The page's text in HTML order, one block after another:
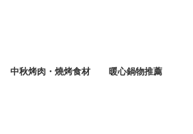
中秋烤肉・燒烤食材 暖心鍋物推薦